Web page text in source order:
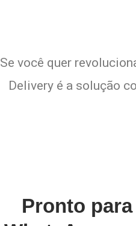
Se você quer
Delivery é a solução
Pronto